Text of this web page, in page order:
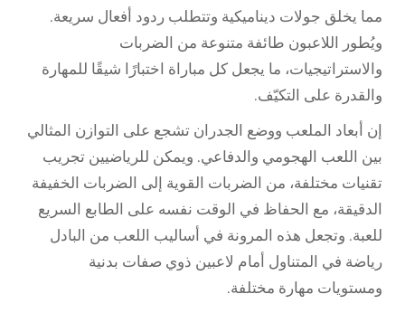
مما يخلق جولات ديناميكية وتتطلب ردود أفعال سريعة.
ويُطور اللاعبون طائفة متنوعة من الضربات
والاستراتيجيات، ما يجعل كل مباراة اختبارًا شيقًا للمهارة
والقدرة على التكيّف.
إن أبعاد الملعب ووضع الجدران تشجع على التوازن المثالي
بين اللعب الهجومي والدفاعي. ويمكن للرياضيين تجريب
تقنيات مختلفة، من الضربات القوية إلى الضربات الخفيفة
الدقيقة، مع الحفاظ في الوقت نفسه على الطابع السريع
للعبة. وتجعل هذه المرونة في أساليب اللعب من البادل
رياضة في المتناول أمام لاعبين ذوي صفات بدنية
ومستويات مهارة مختلفة.